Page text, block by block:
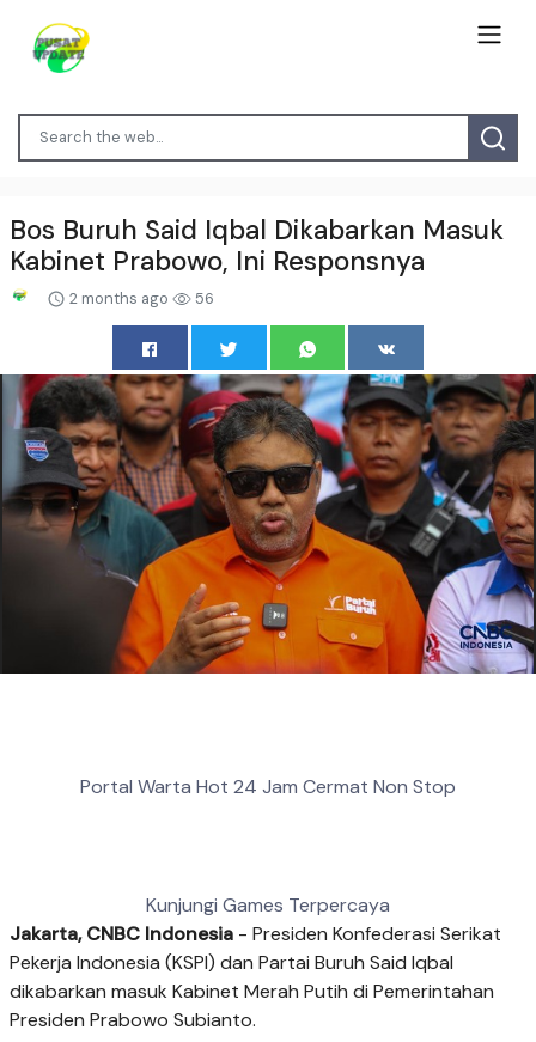
Bos Buruh Said Iqbal Dikabarkan Masuk
Kabinet Prabowo, Ini Responsnya
2 months ago 56
Portal Warta Hot 24 Jam Cermat Non Stop
Kunjungi Games Terpercaya
Jakarta, CNBC Indonesia - Presiden Konfederasi Serikat
Pekerja Indonesia (KSPI) dan Partai Buruh Said Iqbal
dikabarkan masuk Kabinet Merah Putih di Pemerintahan
Presiden Prabowo Subianto.